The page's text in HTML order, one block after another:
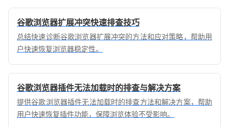
谷歌浏览器扩展冲突快速排查技巧
总结快速诊断谷歌浏览器扩展冲突的方法和应对策略，帮助用
户快速恢复浏览器稳定性。
谷歌浏览器插件无法加载时的排查与解决方案
提供谷歌浏览器插件无法加载时的排查方法和解决方案，帮助
用户快速恢复插件功能，保障浏览体验不受影响。